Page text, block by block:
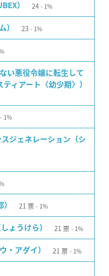
） 24 1%
） 23 1%
い悪役令嬢に転生して
ィアート〈幼少期〉）
1%
ジェネレーション（シ
21 票 1%
ょうけら） 21 票 1%
・アダイ） 21 票 1%